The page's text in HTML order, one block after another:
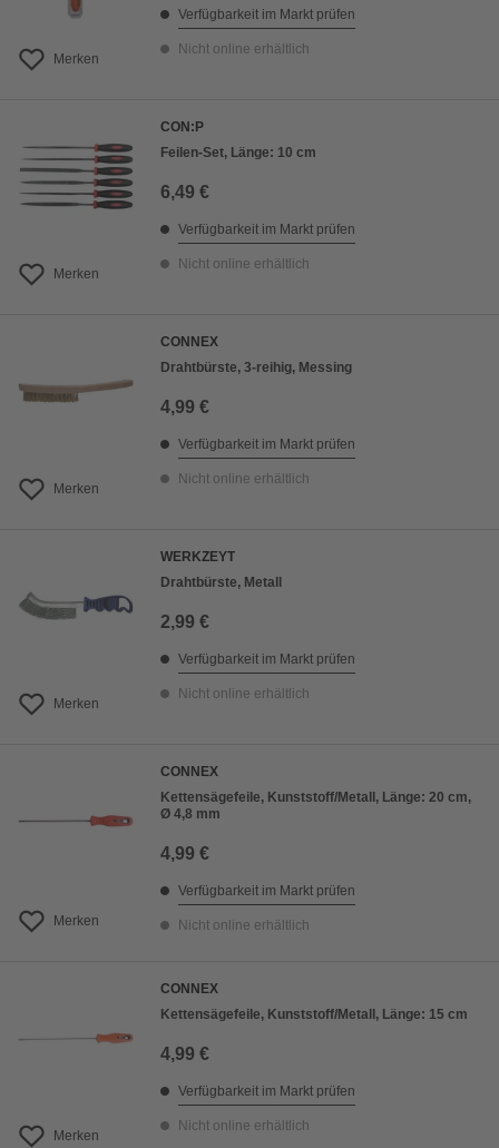
Merken
Verfügbarkeit im Markt prüfen
Nicht online erhältlich
Merken
CON:P
Feilen-Set, Länge: 10 cm
6,49 €
Verfügbarkeit im Markt prüfen
Nicht online erhältlich
Merken
CONNEX
Drahtbürste, 3-reihig, Messing
4,99 €
Verfügbarkeit im Markt prüfen
Nicht online erhältlich
Merken
WERKZEYT
Drahtbürste, Metall
2,99 €
Verfügbarkeit im Markt prüfen
Nicht online erhältlich
Merken
CONNEX
Kettensägefeile, Kunststoff/Metall, Länge: 20 cm,
Ø 4,8 mm
4,99 €
Verfügbarkeit im Markt prüfen
Nicht online erhältlich
Merken
CONNEX
Kettensägefeile, Kunststoff/Metall, Länge: 15 cm
4,99 €
Verfügbarkeit im Markt prüfen
Nicht online erhältlich